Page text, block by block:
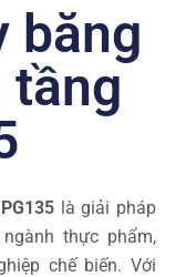
băng
tầng
là giải pháp
thực phẩm,
chế biến. Với